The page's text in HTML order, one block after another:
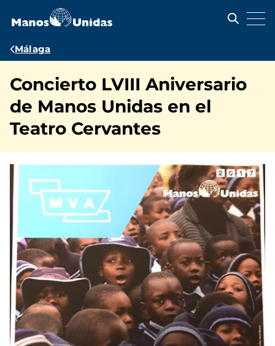
contenido
Ruta
navegación
Málaga
Concierto LVIII Aniversario
de Manos Unidas en el
Teatro Cervantes